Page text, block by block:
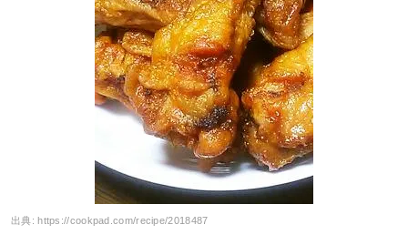
出典:https://cookpad.com/recipe/2018487